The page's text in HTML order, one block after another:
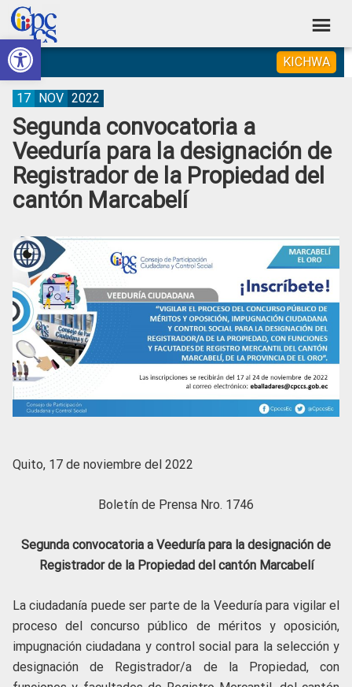
Abrir barra de herramientas
Skip
to
primary
navigation
Skip
to
main
content
Skip
to
primary
sidebar
Skip
to
footer
Consejo
de
Participación
Ciudadana
Control
Social
Construyendo
Poder
Ciudadano
KICHWA
Segunda convocatoria a
Veeduría para la designación de
Registrador de la Propiedad del
cantón Marcabelí
17 NOV 2022
Quito, 17 de noviembre del 2022
Boletín de Prensa Nro. 1746
Segunda convocatoria a Veeduría para la designación de
Registrador de la Propiedad del cantón Marcabelí
La ciudadanía puede ser parte de la Veeduría para vigilar el
proceso del concurso público de méritos y oposición,
impugnación ciudadana y control social para la selección y
designación de Registrador/a de la Propiedad, con